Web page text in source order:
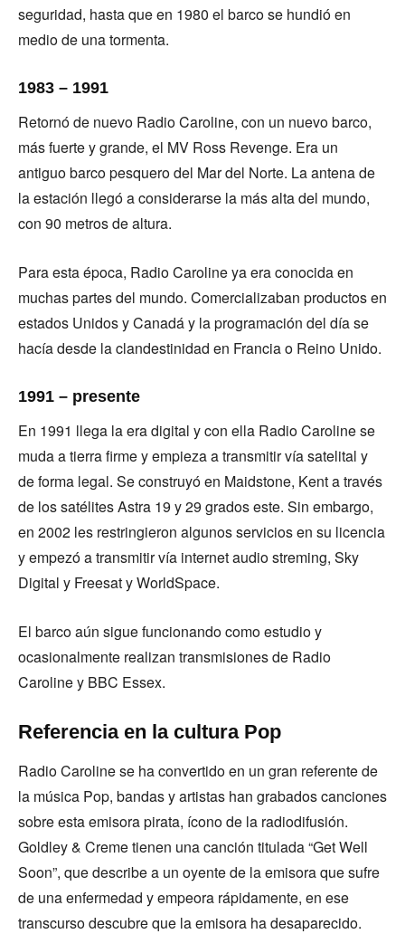
seguridad, hasta que en 1980 el barco se hundió en
medio de una tormenta.
1983 – 1991
Retornó de nuevo Radio Caroline, con un nuevo barco,
más fuerte y grande, el MV Ross Revenge. Era un
antiguo barco pesquero del Mar del Norte. La antena de
la estación llegó a considerarse la más alta del mundo,
con 90 metros de altura.
Para esta época, Radio Caroline ya era conocida en
muchas partes del mundo. Comercializaban productos en
estados Unidos y Canadá y la programación del día se
hacía desde la clandestinidad en Francia o Reino Unido.
1991 – presente
En 1991 llega la era digital y con ella Radio Caroline se
muda a tierra firme y empieza a transmitir vía satelital y
de forma legal. Se construyó en Maidstone, Kent a través
de los satélites Astra 19 y 29 grados este. Sin embargo,
en 2002 les restringieron algunos servicios en su licencia
y empezó a transmitir vía internet audio streming, Sky
Digital y Freesat y WorldSpace.
El barco aún sigue funcionando como estudio y
ocasionalmente realizan transmisiones de Radio
Caroline y BBC Essex.
Referencia en la cultura Pop
Radio Caroline se ha convertido en un gran referente de
la música Pop, bandas y artistas han grabados canciones
sobre esta emisora pirata, ícono de la radiodifusión.
Goldley & Creme tienen una canción titulada “Get Well
Soon”, que describe a un oyente de la emisora que sufre
de una enfermedad y empeora rápidamente, en ese
transcurso descubre que la emisora ha desaparecido.